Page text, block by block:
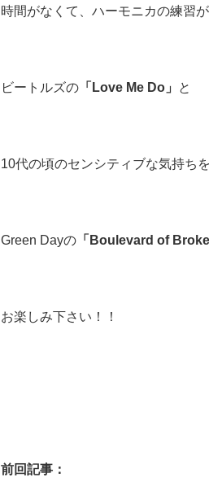
時間がなくて、ハーモニカの練習
ビートルズの 「Love Me Do」 と
10代の頃のセンシティブな気持ち
Green Dayの 「Boulevard of
お楽しみ下さい！！
前回記事：